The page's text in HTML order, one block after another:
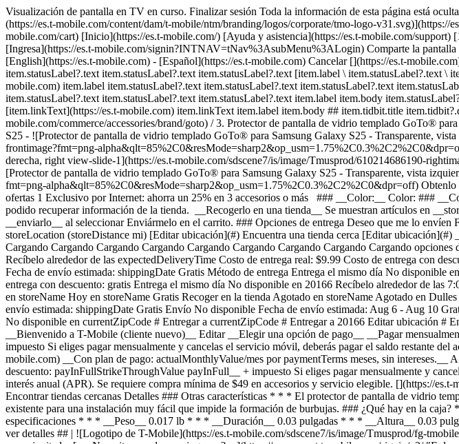
Visualización de pantalla en TV en curso. Finalizar sesión Toda la información de esta página está
(https://es.t-mobile.com/content/dam/t-mobile/ntm/branding/logos/corporate/tmo-logo-
mobile.com/cart) [Inicio](https://es.t-mobile.com/) [Ayuda y asistencia](https://es.t-mobile.com/
[Ingresa](https://es.t-mobile.com/signin?INTNAV=tNav%3AsubMenu%3ALogin) Comparte la
[English](https://es.t-mobile.com) - [Español](https://es.t-mobile.com) Cancelar [](https://es.t-
item.statusLabel?.text item.statusLabel?.text item.statusLabel?.text [item.label \ item.statusLabel?.text
mobile.com) item.label item.statusLabel?.text item.statusLabel?.text item.statusLabel?.text
item.statusLabel?.text item.statusLabel?.text item.statusLabel?.text item.label item.body
[item.linkText](https://es.t-mobile.com) item.linkText item.label item.body ## item.tidbit.title
mobile.com/commerce/accessories/brand/goto) / 3. Protector de pantalla de vidrio templado GoTo®
S25 - ![Protector de pantalla de vidrio templado GoTo® para Samsung Galaxy S25 - Transparente,
frontimage?fmt=png-
derecha, right view-slide-1](https://es.t-mobile.com/sdscene7/is/image/Tmusprod/610214686190-
[Protector de pantalla de vidrio templado GoTo® para Samsung Galaxy S25 - Transparente, vista
fmt=png-alpha&qlt=85%2C0&resMode=sharp2&op_usm=1.75%2C0.3%2C2%2C0&dpr=off) Obtenlo ya Se muestran opciones disponibles en __storeLocation__ ## Personaliza tu accesorio Ver todas las ofertas 1 Exclusivo por Internet: ahorra un 25% en 3 accesorios o más ### __Color:__ Color: ### __Color:__ Borrar Color: Borrar En existencia __Obtenlo ya__ Comprar en __storeLocation__ No se ha podido recuperar información de la tienda. __Recogerlo en una tienda__ Se muestran artículos en __storeLocation__ No se ha podido recuperar información de la tienda. __stockStatusLabel__, storeLocation o __enviarlo__ al seleccionar Enviármelo en el carrito. ### Opciones de entrega Deseo que me lo envíen Fecha de envío est. Aug 6 - Aug 10 Recogerlo en una tienda stockStatusLabel storeLocation (storeDistance